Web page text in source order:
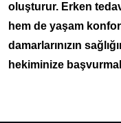
oluşturur. Erken
hem de yaşam
damarlarınızın
hekiminize